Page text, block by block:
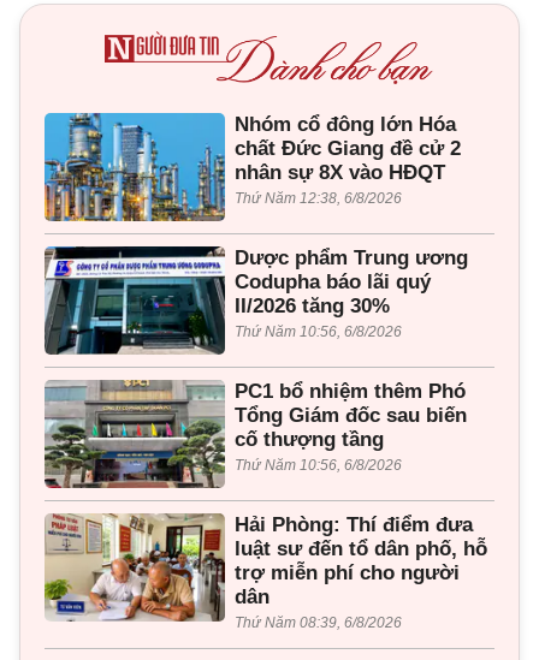
Nhóm cổ đông lớn Hóa
chất Đức Giang đề cử 2
nhân sự 8X vào HĐQT
Thứ Năm 12:38, 6/8/2026
Dược phẩm Trung ương
Codupha báo lãi quý
II/2026 tăng 30%
Thứ Năm 10:56, 6/8/2026
PC1 bổ nhiệm thêm Phó
Tổng Giám đốc sau biến
cố thượng tầng
Thứ Năm 10:56, 6/8/2026
Hải Phòng: Thí điểm đưa
luật sư đến tổ dân phố, hỗ
trợ miễn phí cho người
dân
Thứ Năm 08:39, 6/8/2026